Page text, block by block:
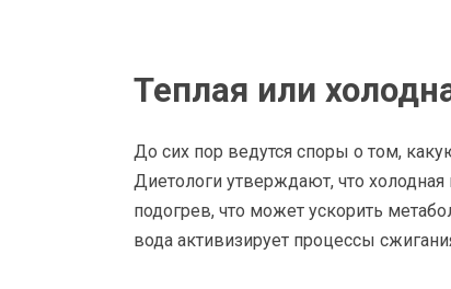
Теплая или
До сих пор ведутся споры о том,
Диетологи утверждают, что холодная
подогрев, что может ускорить
вода активизирует процессы